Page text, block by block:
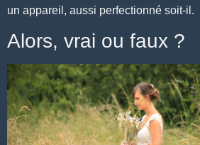
un appareil, aussi perfectionné soit-il.
Alors, vrai ou faux ?